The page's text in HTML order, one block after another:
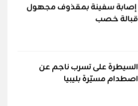
إصابة سفينة بمقذوف مجهول
قبالة خصب
السيطرة على تسرب ناجم عن
اصطدام مسيّرة بليبيا